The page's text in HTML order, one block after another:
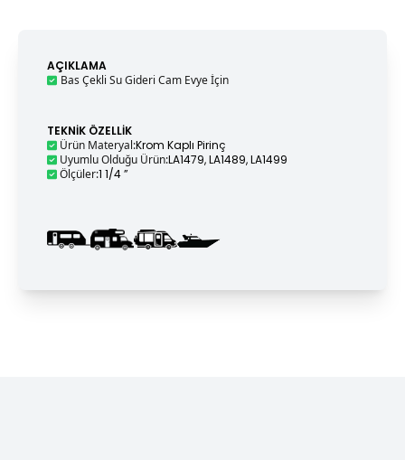
AÇIKLAMA
Bas Çekli Su Gideri Cam Evye İçin
TEKNIK ÖZELLIK
Ürün Materyal:Krom Kaplı Pirinç
Uyumlu Olduğu Ürün:LA1479, LA1489, LA1499
Ölçüler:1 1/4 ”